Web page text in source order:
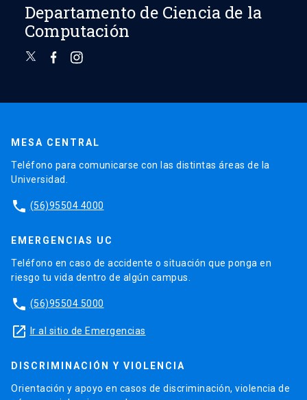
Departamento de Ciencia de la
Computación
MESA CENTRAL
Teléfono para comunicarse con las distintas áreas de la
Universidad.
phone (56)95504 4000
EMERGENCIAS UC
Teléfono en caso de accidente o situación que ponga en
riesgo tu vida dentro de algún campus.
phone (56)95504 5000
launch Ir al sitio de Emergencias
DISCRIMINACIÓN Y VIOLENCIA
Orientación y apoyo en casos de discriminación, violencia de